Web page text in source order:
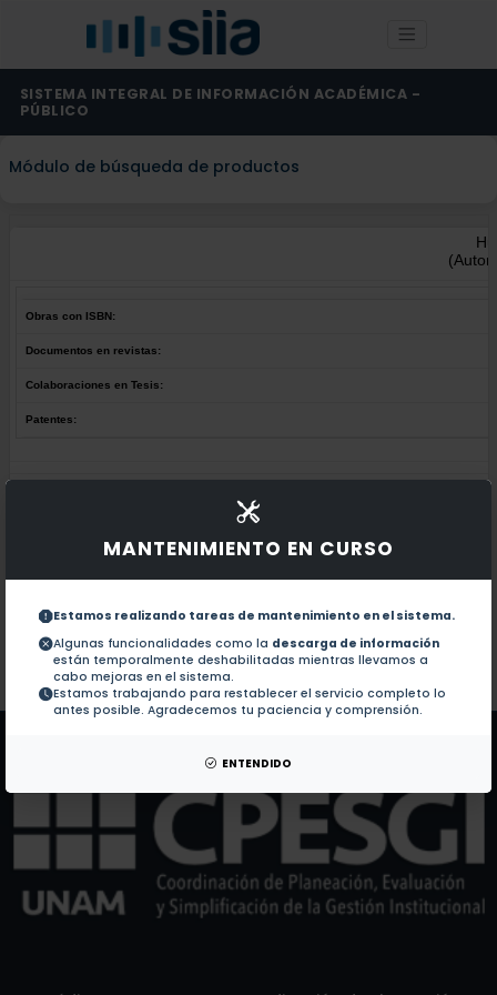
MANTENIMIENTO EN CURSO
Estamos realizando tareas de mantenimiento en el sistema.
Algunas funcionalidades como la descarga de información
están temporalmente deshabilitadas mientras llevamos a
cabo mejoras en el sistema.
Estamos trabajando para restablecer el servicio completo lo
antes posible. Agradecemos tu paciencia y comprensión.
ENTENDIDO
SISTEMA INTEGRAL DE INFORMACIÓN ACADÉMICA -
PÚBLICO
Módulo de búsqueda de productos
(Autor
Obras con ISBN:
Documentos en revistas:
Colaboraciones en Tesis:
Patentes:
Colaboraciones en Tesis: No hay tesis de este autor.
Patentes: No hay patentes de este autor.